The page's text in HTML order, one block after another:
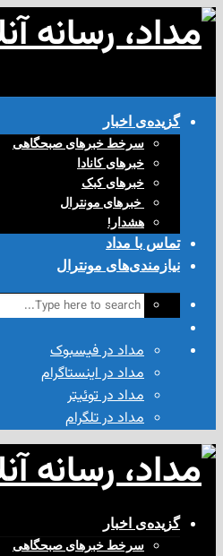
گزیده‌ی‌ اخبار
سرخط خبرهای صبحگاهی
خبرهای کانادا
خبرهای کبک
‌ خبرهای مونترال
هشدار!
تماس با مداد
نیازمندی‌های مونترال
مداد در فیسبوک
مداد در اینستاگرام
مداد در توئیتر
مداد در تلگرام
گزیده‌ی‌ اخبار
سرخط خبرهای صبحگاهی